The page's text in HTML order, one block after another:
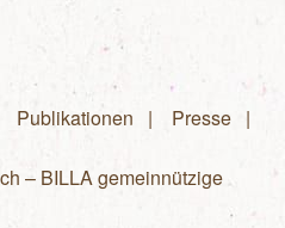
Publikationen
Presse
– BILLA gemeinnützige